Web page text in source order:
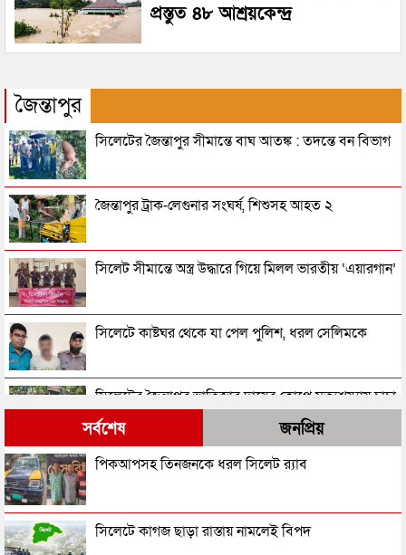
প্রস্তুত ৪৮ আশ্রয়কেন্দ্র
জৈন্তাপুর
সিলেটের জৈন্তাপুর সীমান্তে বাঘ আতঙ্ক : তদন্তে বন বিভাগ
জৈন্তাপুর ট্রাক-লেগুনার সংঘর্ষ, শিশুসহ আহত ২
সিলেট সীমান্তে অস্ত্র উদ্ধারে গিয়ে মিলল ভারতীয় ‘এয়ারগান’
সিলেটে কাষ্টঘর থেকে যা পেল পুলিশ, ধরল সেলিমকে
সিলেটের জৈন্তাপুর ভাতিজার দায়ের কোপে মৃত্যুশয্যায় চাচা
সিলেটে বনফুলের সামনে থেকে আটক সুহের
সিলেটে যে কারণে লাখ টাকা জরিমানা
সর্বশেষ জনপ্রিয়
পিকআপসহ তিনজনকে ধরল সিলেট র‌্যাব
সিলেটে কাগজ ছাড়া রাস্তায় নামলেই বিপদ